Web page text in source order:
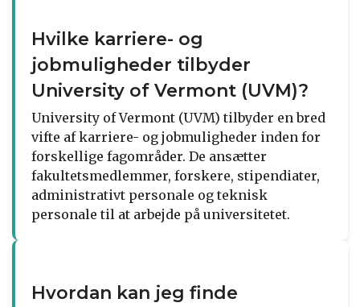
Hvilke karriere- og
jobmuligheder tilbyder
University of Vermont (UVM)?
University of Vermont (UVM) tilbyder en bred
vifte af karriere- og jobmuligheder inden for
forskellige fagområder. De ansætter
fakultetsmedlemmer, forskere, stipendiater,
administrativt personale og teknisk
personale til at arbejde på universitetet.
Hvordan kan jeg finde